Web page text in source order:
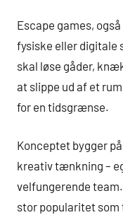
Escape games,
fysiske eller digitale
skal løse gåder,
at slippe ud af et
for en tidsgrænse.
Konceptet bygger
kreativ tænkning –
velfungerende
stor popularitet